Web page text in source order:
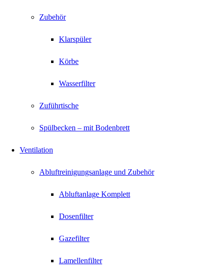
Zubehör
Klarspüler
Körbe
Wasserfilter
Zuführtische
Spülbecken – mit Bodenbrett
Ventilation
Abluftreinigungsanlage und Zubehör
Abluftanlage Komplett
Dosenfilter
Gazefilter
Lamellenfilter